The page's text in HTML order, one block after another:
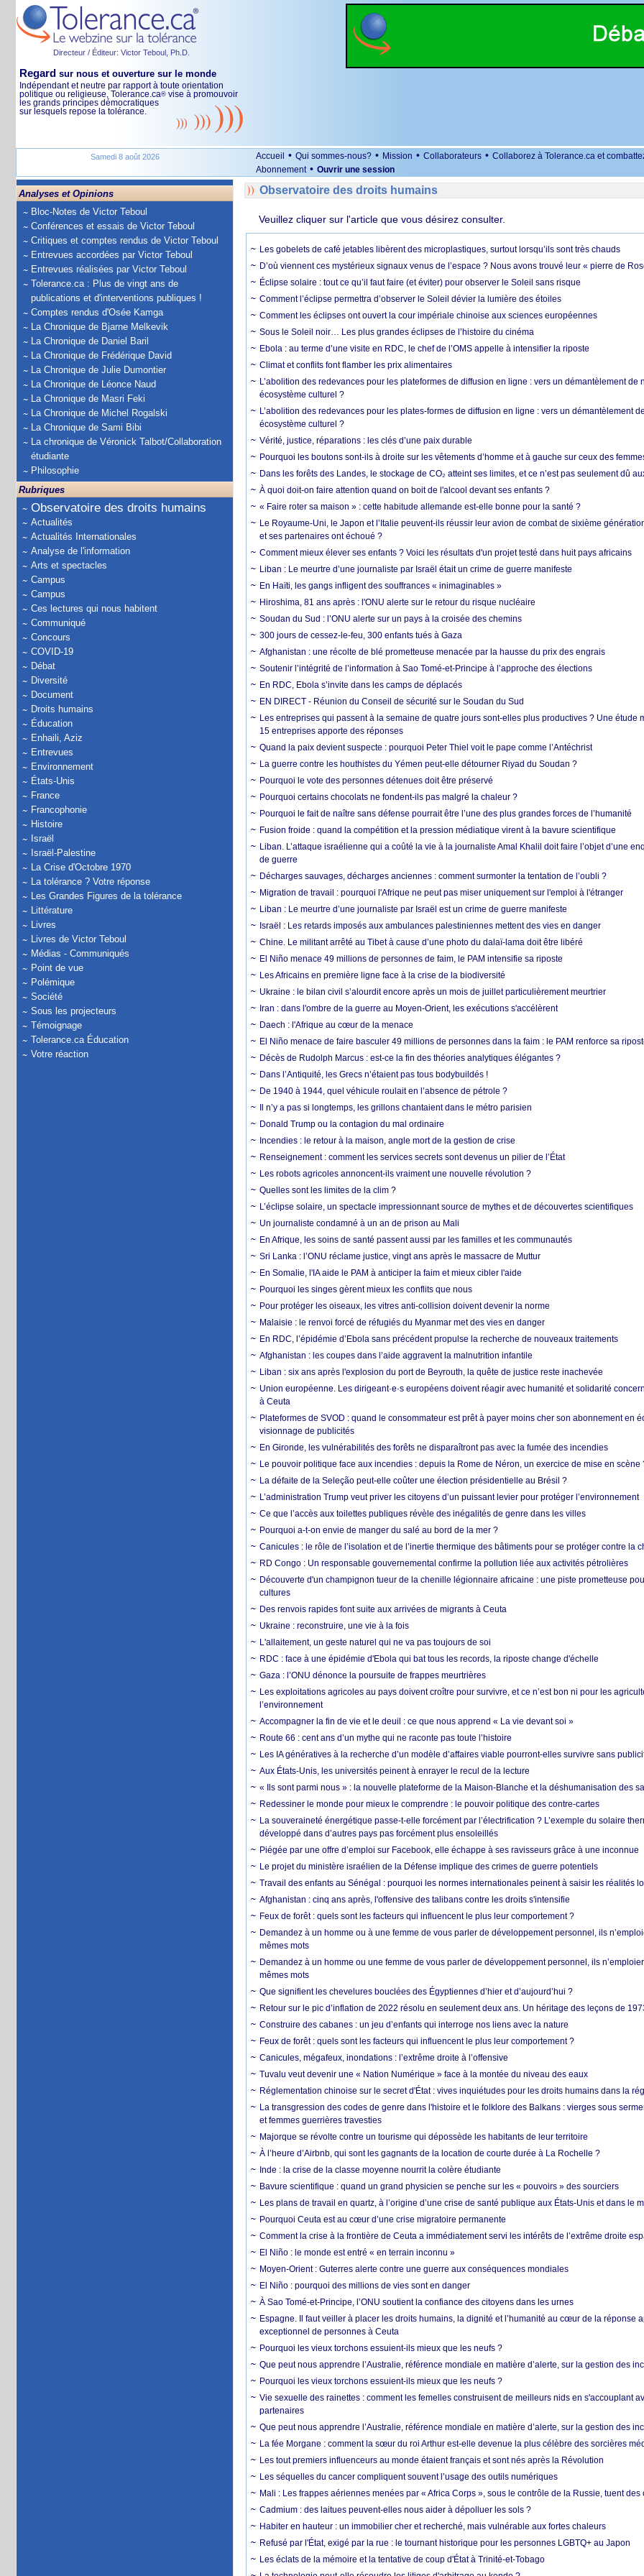
Directeur / Éditeur: Victor Teboul, Ph.D.
Regard sur nous et ouverture sur le monde
Indépendant et neutre par rapport à toute orientation
politique ou religieuse, Tolerance.ca® vise à promouvoir
les grands principes démocratiques
sur lesquels repose la tolérance.
Samedi 8 août 2026 Accueil • Qui sommes-nous? • Mission • Collaborateurs • Collaborez à Tolerance.ca et
Abonnement • Ouvrir une session
Analyses et Opinions
Bloc-Notes de Victor Teboul
Conférences et essais de Victor Teboul
Critiques et comptes rendus de Victor Teboul
Entrevues accordées par Victor Teboul
Entrevues réalisées par Victor Teboul
Tolerance.ca : Plus de vingt ans de
publications et d'interventions publiques !
Comptes rendus d'Osée Kamga
La Chronique de Bjarne Melkevik
La Chronique de Daniel Baril
La Chronique de Frédérique David
La Chronique de Julie Dumontier
La Chronique de Léonce Naud
La Chronique de Masri Feki
La Chronique de Michel Rogalski
La Chronique de Sami Bibi
La chronique de Véronick Talbot/Collaboration
étudiante
Philosophie
Rubriques
Observatoire des droits humains
Actualités
Actualités Internationales
Analyse de l'information
Arts et spectacles
Campus
Campus
Ces lectures qui nous habitent
Communiqué
Concours
COVID-19
Débat
Diversité
Document
Droits humains
Éducation
Enhaili, Aziz
Entrevues
Environnement
États-Unis
France
Francophonie
Histoire
Israël
Israël-Palestine
La Crise d'Octobre 1970
La tolérance ? Votre réponse
Les Grandes Figures de la tolérance
Littérature
Livres
Livres de Victor Teboul
Médias - Communiqués
Point de vue
Polémique
Société
Sous les projecteurs
Témoignage
Tolerance.ca Éducation
Votre réaction
Observatoire des droits humains
Veuillez cliquer sur l'article que vous désirez consulter.
Les gobelets de café jetables libèrent des microplastiques, surtout lorsqu’ils sont très chauds
D’où viennent ces mystérieux signaux venus de l’espace ? Nous avons trouvé leur « pierre de
Éclipse solaire : tout ce qu’il faut faire (et éviter) pour observer le Soleil sans risque
Comment l’éclipse permettra d’observer le Soleil dévier la lumière des étoiles
Comment les éclipses ont ouvert la cour impériale chinoise aux sciences européennes
Sous le Soleil noir… Les plus grandes éclipses de l’histoire du cinéma
Ebola : au terme d’une visite en RDC, le chef de l’OMS appelle à intensifier la riposte
Climat et conflits font flamber les prix alimentaires
L’abolition des redevances pour les plateformes de diffusion en ligne : vers un démantèlement de
écosystème culturel ?
L’abolition des redevances pour les plates-formes de diffusion en ligne : vers un démantèlement
écosystème culturel ?
Vérité, justice, réparations : les clés d’une paix durable
Pourquoi les boutons sont-ils à droite sur les vêtements d’homme et à gauche sur ceux des
Dans les forêts des Landes, le stockage de CO₂ atteint ses limites, et ce n’est pas seulement dû
À quoi doit-on faire attention quand on boit de l'alcool devant ses enfants ?
« Faire roter sa maison » : cette habitude allemande est-elle bonne pour la santé ?
Le Royaume-Uni, le Japon et l’Italie peuvent-ils réussir leur avion de combat de sixième
et ses partenaires ont échoué ?
Comment mieux élever ses enfants ? Voici les résultats d'un projet testé dans huit pays africains
Liban : Le meurtre d’une journaliste par Israël était un crime de guerre manifeste
En Haïti, les gangs infligent des souffrances « inimaginables »
Hiroshima, 81 ans après : l'ONU alerte sur le retour du risque nucléaire
Soudan du Sud : l’ONU alerte sur un pays à la croisée des chemins
300 jours de cessez-le-feu, 300 enfants tués à Gaza
Afghanistan : une récolte de blé prometteuse menacée par la hausse du prix des engrais
Soutenir l’intégrité de l’information à Sao Tomé-et-Principe à l’approche des élections
En RDC, Ebola s’invite dans les camps de déplacés
EN DIRECT - Réunion du Conseil de sécurité sur le Soudan du Sud
Les entreprises qui passent à la semaine de quatre jours sont-elles plus productives ? Une étude
15 entreprises apporte des réponses
Quand la paix devient suspecte : pourquoi Peter Thiel voit le pape comme l’Antéchrist
La guerre contre les houthistes du Yémen peut-elle détourner Riyad du Soudan ?
Pourquoi le vote des personnes détenues doit être préservé
Pourquoi certains chocolats ne fondent-ils pas malgré la chaleur ?
Pourquoi le fait de naître sans défense pourrait être l’une des plus grandes forces de l’humanité
Fusion froide : quand la compétition et la pression médiatique virent à la bavure scientifique
Liban. L’attaque israélienne qui a coûté la vie à la journaliste Amal Khalil doit faire l’objet d’une
de guerre
Décharges sauvages, décharges anciennes : comment surmonter la tentation de l’oubli ?
Migration de travail : pourquoi l'Afrique ne peut pas miser uniquement sur l'emploi à l'étranger
Liban : Le meurtre d’une journaliste par Israël est un crime de guerre manifeste
Israël : Les retards imposés aux ambulances palestiniennes mettent des vies en danger
Chine. Le militant arrêté au Tibet à cause d’une photo du dalaï-lama doit être libéré
El Niño menace 49 millions de personnes de faim, le PAM intensifie sa riposte
Les Africains en première ligne face à la crise de la biodiversité
Ukraine : le bilan civil s’alourdit encore après un mois de juillet particulièrement meurtrier
Iran : dans l'ombre de la guerre au Moyen-Orient, les exécutions s'accélèrent
Daech : l'Afrique au cœur de la menace
El Niño menace de faire basculer 49 millions de personnes dans la faim : le PAM renforce sa
Décès de Rudolph Marcus : est-ce la fin des théories analytiques élégantes ?
Dans l’Antiquité, les Grecs n’étaient pas tous bodybuildés !
De 1940 à 1944, quel véhicule roulait en l’absence de pétrole ?
Il n’y a pas si longtemps, les grillons chantaient dans le métro parisien
Donald Trump ou la contagion du mal ordinaire
Incendies : le retour à la maison, angle mort de la gestion de crise
Renseignement : comment les services secrets sont devenus un pilier de l’État
Les robots agricoles annoncent-ils vraiment une nouvelle révolution ?
Quelles sont les limites de la clim ?
L’éclipse solaire, un spectacle impressionnant source de mythes et de découvertes scientifiques
Un journaliste condamné à un an de prison au Mali
En Afrique, les soins de santé passent aussi par les familles et les communautés
Sri Lanka : l’ONU réclame justice, vingt ans après le massacre de Muttur
En Somalie, l'IA aide le PAM à anticiper la faim et mieux cibler l'aide
Pourquoi les singes gèrent mieux les conflits que nous
Pour protéger les oiseaux, les vitres anti-collision doivent devenir la norme
Malaisie : le renvoi forcé de réfugiés du Myanmar met des vies en danger
En RDC, l’épidémie d’Ebola sans précédent propulse la recherche de nouveaux traitements
Afghanistan : les coupes dans l’aide aggravent la malnutrition infantile
Liban : six ans après l'explosion du port de Beyrouth, la quête de justice reste inachevée
Union européenne. Les dirigeant·e·s européens doivent réagir avec humanité et solidarité
à Ceuta
Plateformes de SVOD : quand le consommateur est prêt à payer moins cher son abonnement en
visionnage de publicités
En Gironde, les vulnérabilités des forêts ne disparaîtront pas avec la fumée des incendies
Le pouvoir politique face aux incendies : depuis la Rome de Néron, un exercice de mise en scène
La défaite de la Seleção peut-elle coûter une élection présidentielle au Brésil ?
L’administration Trump veut priver les citoyens d’un puissant levier pour protéger l’environnement
Ce que l’accès aux toilettes publiques révèle des inégalités de genre dans les villes
Pourquoi a-t-on envie de manger du salé au bord de la mer ?
Canicules : le rôle de l’isolation et de l’inertie thermique des bâtiments pour se protéger contre la
RD Congo : Un responsable gouvernemental confirme la pollution liée aux activités pétrolières
Découverte d'un champignon tueur de la chenille légionnaire africaine : une piste prometteuse
cultures
Des renvois rapides font suite aux arrivées de migrants à Ceuta
Ukraine : reconstruire, une vie à la fois
L'allaitement, un geste naturel qui ne va pas toujours de soi
RDC : face à une épidémie d'Ebola qui bat tous les records, la riposte change d'échelle
Gaza : l’ONU dénonce la poursuite de frappes meurtrières
Les exploitations agricoles au pays doivent croître pour survivre, et ce n’est bon ni pour les
l’environnement
Accompagner la fin de vie et le deuil : ce que nous apprend « La vie devant soi »
Route 66 : cent ans d’un mythe qui ne raconte pas toute l’histoire
Les IA génératives à la recherche d’un modèle d’affaires viable pourront-elles survivre sans
Aux États-Unis, les universités peinent à enrayer le recul de la lecture
« Ils sont parmi nous » : la nouvelle plateforme de la Maison-Blanche et la déshumanisation des
Redessiner le monde pour mieux le comprendre : le pouvoir politique des contre-cartes
La souveraineté énergétique passe-t-elle forcément par l’électrification ? L’exemple du solaire
développé dans d’autres pays pas forcément plus ensoleillés
Piégée par une offre d’emploi sur Facebook, elle échappe à ses ravisseurs grâce à une inconnue
Le projet du ministère israélien de la Défense implique des crimes de guerre potentiels
Travail des enfants au Sénégal : pourquoi les normes internationales peinent à saisir les réalités
Afghanistan : cinq ans après, l'offensive des talibans contre les droits s'intensifie
Feux de forêt : quels sont les facteurs qui influencent le plus leur comportement ?
Demandez à un homme ou à une femme de vous parler de développement personnel, ils
mêmes mots
Demandez à un homme ou une femme de vous parler de développement personnel, ils
mêmes mots
Que signifient les chevelures bouclées des Égyptiennes d’hier et d’aujourd’hui ?
Retour sur le pic d’inflation de 2022 résolu en seulement deux ans. Un héritage des leçons de
Construire des cabanes : un jeu d’enfants qui interroge nos liens avec la nature
Feux de forêt : quels sont les facteurs qui influencent le plus leur comportement ?
Canicules, mégafeux, inondations : l’extrême droite à l’offensive
Tuvalu veut devenir une « Nation Numérique » face à la montée du niveau des eaux
Réglementation chinoise sur le secret d'État : vives inquiétudes pour les droits humains dans la
La transgression des codes de genre dans l'histoire et le folklore des Balkans : vierges sous
et femmes guerrières travesties
Majorque se révolte contre un tourisme qui dépossède les habitants de leur territoire
À l’heure d’Airbnb, qui sont les gagnants de la location de courte durée à La Rochelle ?
Inde : la crise de la classe moyenne nourrit la colère étudiante
Bavure scientifique : quand un grand physicien se penche sur les « pouvoirs » des sourciers
Les plans de travail en quartz, à l’origine d’une crise de santé publique aux États-Unis et dans le
Pourquoi Ceuta est au cœur d’une crise migratoire permanente
Comment la crise à la frontière de Ceuta a immédiatement servi les intérêts de l’extrême droite
El Niño : le monde est entré « en terrain inconnu »
Moyen-Orient : Guterres alerte contre une guerre aux conséquences mondiales
El Niño : pourquoi des millions de vies sont en danger
À Sao Tomé-et-Principe, l’ONU soutient la confiance des citoyens dans les urnes
Espagne. Il faut veiller à placer les droits humains, la dignité et l’humanité au cœur de la réponse
exceptionnel de personnes à Ceuta
Pourquoi les vieux torchons essuient-ils mieux que les neufs ?
Que peut nous apprendre l’Australie, référence mondiale en matière d’alerte, sur la gestion des
Pourquoi les vieux torchons essuient-ils mieux que les neufs ?
Vie sexuelle des rainettes : comment les femelles construisent de meilleurs nids en s'accouplant
partenaires
Que peut nous apprendre l’Australie, référence mondiale en matière d’alerte, sur la gestion des
La fée Morgane : comment la sœur du roi Arthur est-elle devenue la plus célèbre des sorcières
Les tout premiers influenceurs au monde étaient français et sont nés après la Révolution
Les séquelles du cancer compliquent souvent l’usage des outils numériques
Mali : Les frappes aériennes menées par « Africa Corps », sous le contrôle de la Russie, tuent des
Cadmium : des laitues peuvent-elles nous aider à dépolluer les sols ?
Habiter en hauteur : un immobilier cher et recherché, mais vulnérable aux fortes chaleurs
Refusé par l'État, exigé par la rue : le tournant historique pour les personnes LGBTQ+ au Japon
Les éclats de la mémoire et la tentative de coup d'État à Trinité-et-Tobago